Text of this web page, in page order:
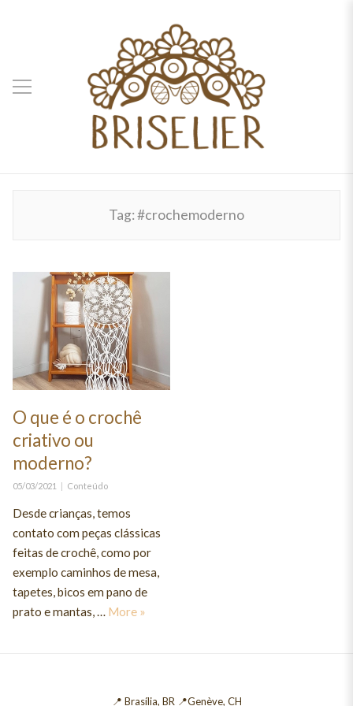
Tag:#crochemoderno
O que é o crochê
criativo ou
moderno?
Posted
05/03/2021 Categories
Conteúdo
Desde crianças, temos
contato com peças clássicas
feitas de crochê, como por
exemplo caminhos de mesa,
tapetes, bicos em pano de
prato e mantas, … More O que é o crochê criativo ou moderno?
»
📍 Brasília, BR 📍Genève, CH